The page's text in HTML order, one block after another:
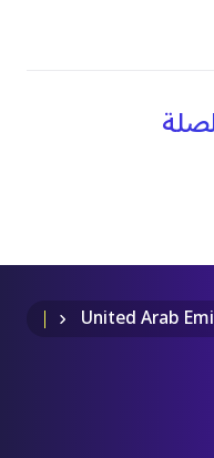
United Arab